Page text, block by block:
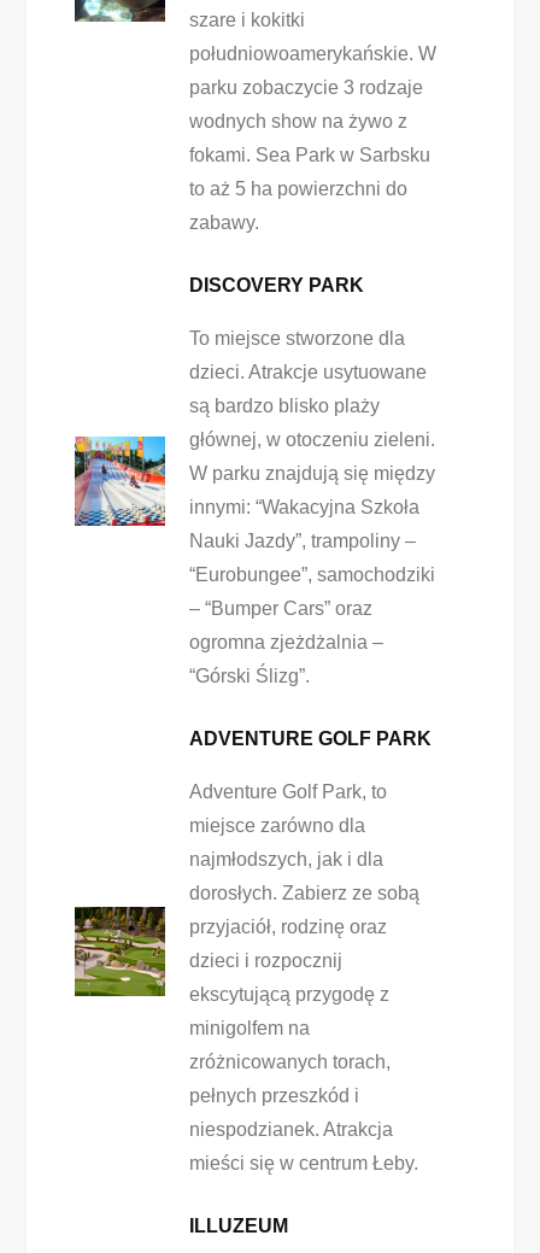
szare i kokitki
południowoamerykańskie. W
parku zobaczycie 3 rodzaje
wodnych show na żywo z
fokami. Sea Park w Sarbsku
to aż 5 ha powierzchni do
zabawy.
DISCOVERY PARK
To miejsce stworzone dla
dzieci. Atrakcje usytuowane
są bardzo blisko plaży
głównej, w otoczeniu zieleni.
W parku znajdują się między
innymi: “Wakacyjna Szkoła
Nauki Jazdy”, trampoliny –
“Eurobungee”, samochodziki
– “Bumper Cars” oraz
ogromna zjeżdżalnia –
“Górski Ślizg”.
ADVENTURE GOLF PARK
Adventure Golf Park, to
miejsce zarówno dla
najmłodszych, jak i dla
dorosłych. Zabierz ze sobą
przyjaciół, rodzinę oraz
dzieci i rozpocznij
ekscytującą przygodę z
minigolfem na
zróżnicowanych torach,
pełnych przeszkód i
niespodzianek. Atrakcja
mieści się w centrum Łeby.
ILLUZEUM